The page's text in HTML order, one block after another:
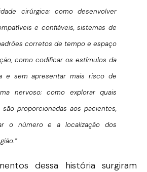
cirúrgica; como desenvolver
e confiáveis, sistemas de
corretos de tempo e espaço
como codificar os estímulos da
e sem apresentar mais risco de
nervoso; como explorar quais
são proporcionadas aos pacientes,
o número e a localização dos
dessa história surgiram